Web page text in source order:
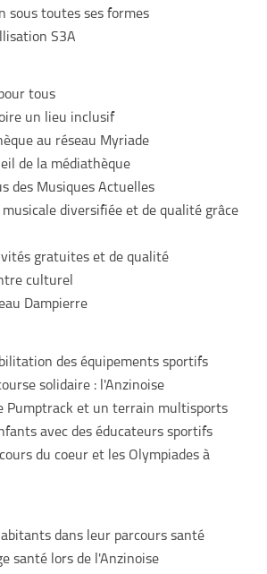
sous toutes ses formes
S3A
tous
un lieu inclusif
au réseau Myriade
de la médiathèque
des Musiques Actuelles
diversifiée et de qualité grâce
gratuites et de qualité
culturel
Dampierre
des équipements sportifs
solidaire : l'Anzinoise
Pumptrack et un terrain multisports
avec des éducateurs sportifs
du coeur et les Olympiades à
dans leur parcours santé
santé lors de l'Anzinoise